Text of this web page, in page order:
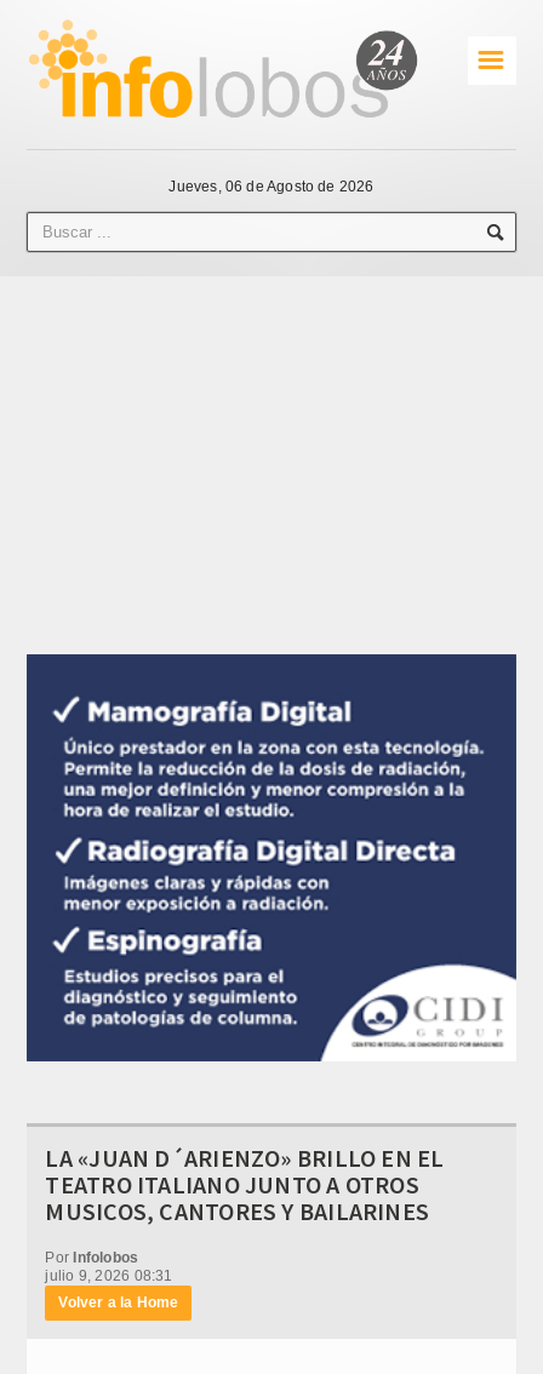
☰
Jueves, 06 de Agosto de 2026
LA «JUAN D´ARIENZO» BRILLO EN EL
TEATRO ITALIANO JUNTO A OTROS
MUSICOS, CANTORES Y BAILARINES
PorInfolobos
julio 9, 2026 08:31
Volver a la Home